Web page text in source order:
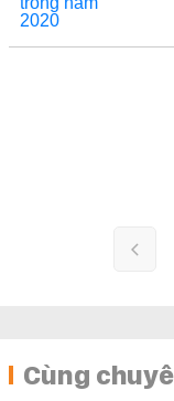
Cùng